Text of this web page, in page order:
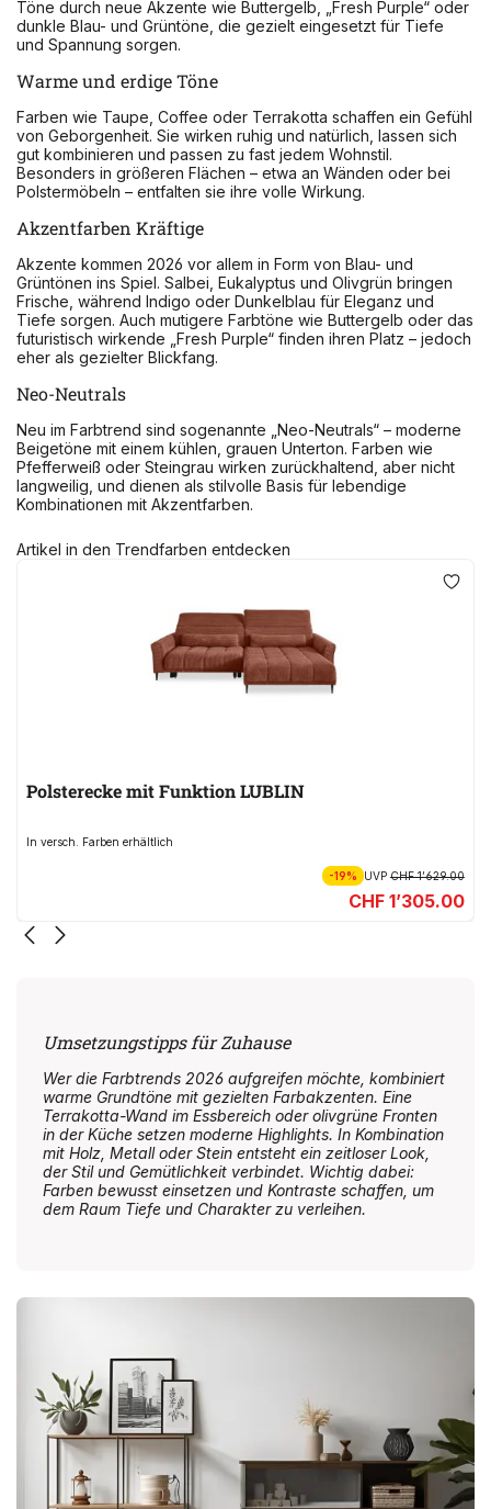
Töne durch neue Akzente wie Buttergelb, „Fresh Purple“ oder
dunkle Blau- und Grüntöne, die gezielt eingesetzt für Tiefe
und Spannung sorgen.
Warme und erdige Töne
Farben wie Taupe, Coffee oder Terrakotta schaffen ein Gefühl
von Geborgenheit. Sie wirken ruhig und natürlich, lassen sich
gut kombinieren und passen zu fast jedem Wohnstil.
Besonders in größeren Flächen – etwa an Wänden oder bei
Polstermöbeln – entfalten sie ihre volle Wirkung.
Akzentfarben Kräftige
Akzente kommen 2026 vor allem in Form von Blau- und
Grüntönen ins Spiel. Salbei, Eukalyptus und Olivgrün bringen
Frische, während Indigo oder Dunkelblau für Eleganz und
Tiefe sorgen. Auch mutigere Farbtöne wie Buttergelb oder das
futuristisch wirkende „Fresh Purple“ finden ihren Platz – jedoch
eher als gezielter Blickfang.
Neo-Neutrals
Neu im Farbtrend sind sogenannte „Neo-Neutrals“ – moderne
Beigetöne mit einem kühlen, grauen Unterton. Farben wie
Pfefferweiß oder Steingrau wirken zurückhaltend, aber nicht
langweilig, und dienen als stilvolle Basis für lebendige
Kombinationen mit Akzentfarben.
Artikel in den Trendfarben entdecken
Polsterecke mit Funktion LUBLIN
In versch. Farben erhältlich
-19% UVPCHF 1’629.00
CHF 1’305.00
Umsetzungstipps für Zuhause
Wer die Farbtrends 2026 aufgreifen möchte, kombiniert
warme Grundtöne mit gezielten Farbakzenten. Eine
Terrakotta-Wand im Essbereich oder olivgrüne Fronten
in der Küche setzen moderne Highlights. In Kombination
mit Holz, Metall oder Stein entsteht ein zeitloser Look,
der Stil und Gemütlichkeit verbindet. Wichtig dabei:
Farben bewusst einsetzen und Kontraste schaffen, um
dem Raum Tiefe und Charakter zu verleihen.